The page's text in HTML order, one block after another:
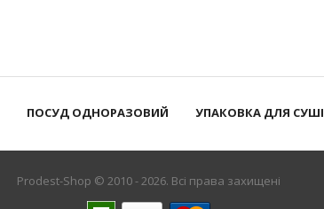
ПОСУД ОДНОРАЗОВИЙ УПАКОВКА ДЛЯ СУШІ
Prodest-Shop © 2010 - 2026. Всі права захищені